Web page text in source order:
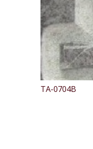
TA-0704B